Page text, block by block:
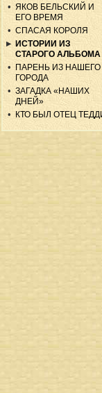
ЯКОВ БЕЛЬСКИЙ И
ЕГО ВРЕМЯ
СПАСАЯ КОРОЛЯ
ИСТОРИИ ИЗ
СТАРОГО АЛЬБОМА
ПАРЕНЬ ИЗ НАШЕГО
ГОРОДА
ЗАГАДКА «НАШИХ
ДНЕЙ»
КТО БЫЛ ОТЕЦ